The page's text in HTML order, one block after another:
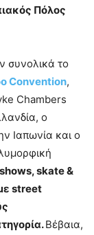
Πόλος
συνολικά το
Convention,
Chambers
ο
Ιαπωνία και ο
shows, skate &
street
Βέβαια,